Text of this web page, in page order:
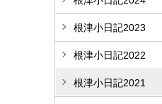
根津小日記2023
根津小日記2022
根津小日記2021